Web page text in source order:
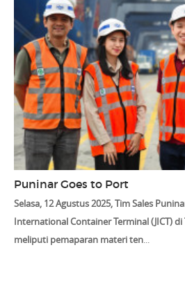
Puninar Goes to Port
Selasa, 12 Agustus 2025, Tim Sales
International Container Terminal (JICT)
meliputi pemaparan materi ten...